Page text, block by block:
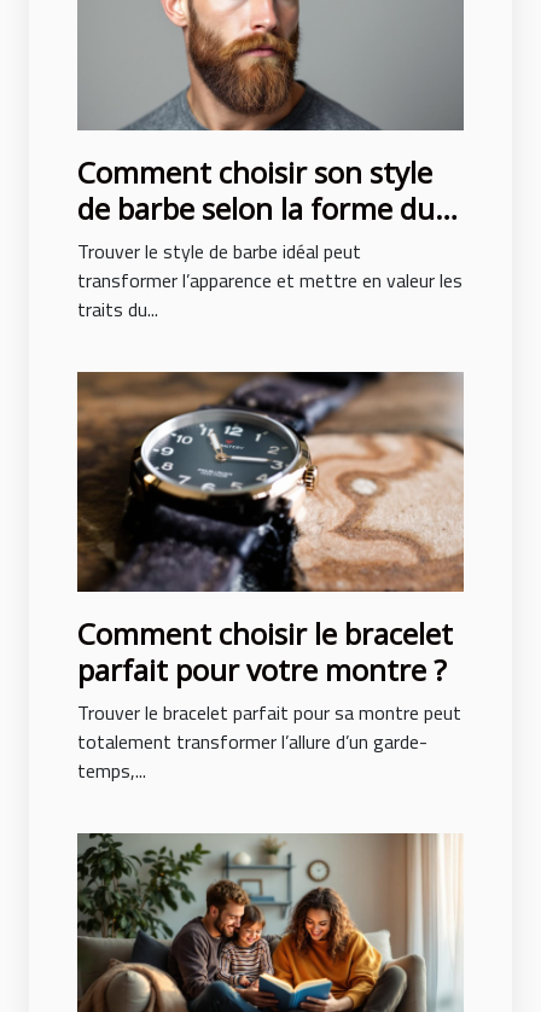
Comment choisir son style
de barbe selon la forme du
visage ?
Trouver le style de barbe idéal peut
transformer l’apparence et mettre en valeur les
traits du...
Comment choisir le bracelet
parfait pour votre montre ?
Trouver le bracelet parfait pour sa montre peut
totalement transformer l’allure d’un garde-
temps,...